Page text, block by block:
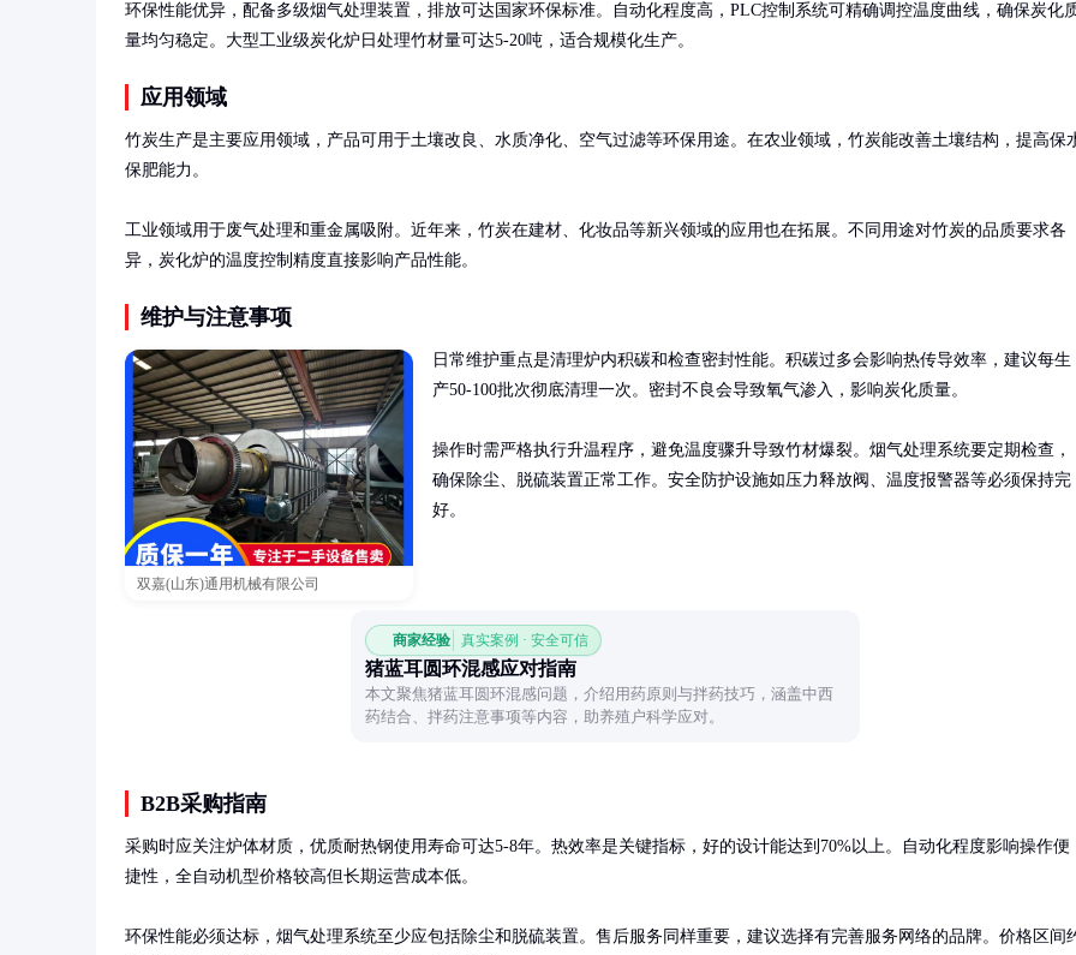
环保性能优异，配备多级烟气处理装置，排放可达国家环保标准。自动化程度高，PLC控制系统可精确调控温度曲线，确保炭化
量均匀稳定。大型工业级炭化炉日处理竹材量可达5-20吨，适合规模化生产。
应用领域
竹炭生产是主要应用领域，产品可用于土壤改良、水质净化、空气过滤等环保用途。在农业领域，竹炭能改善土壤结构，提高保
保肥能力。
工业领域用于废气处理和重金属吸附。近年来，竹炭在建材、化妆品等新兴领域的应用也在拓展。不同用途对竹炭的品质要求各
异，炭化炉的温度控制精度直接影响产品性能。
维护与注意事项
双嘉(山东)通用机械有限公司
日常维护重点是清理炉内积碳和检查密封性能。积碳过多会影响热传导效率，建议每生
产50-100批次彻底清理一次。密封不良会导致氧气渗入，影响炭化质量。
操作时需严格执行升温程序，避免温度骤升导致竹材爆裂。烟气处理系统要定期检查，
确保除尘、脱硫装置正常工作。安全防护设施如压力释放阀、温度报警器等必须保持完
好。
商家经验 真实案例 · 安全可信
猪蓝耳圆环混感应对指南
本文聚焦猪蓝耳圆环混感问题，介绍用药原则与拌药技巧，涵盖中西
药结合、拌药注意事项等内容，助养殖户科学应对。
B2B采购指南
采购时应关注炉体材质，优质耐热钢使用寿命可达5-8年。热效率是关键指标，好的设计能达到70%以上。自动化程度影响操作便
捷性，全自动机型价格较高但长期运营成本低。
环保性能必须达标，烟气处理系统至少应包括除尘和脱硫装置。售后服务同样重要，建议选择有完善服务网络的品牌。价格区间